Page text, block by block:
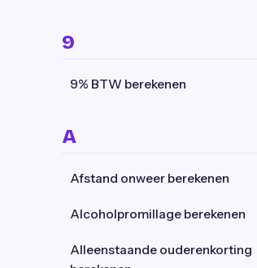
9
9% BTW berekenen
A
Afstand onweer berekenen
Alcoholpromillage berekenen
Alleenstaande ouderenkorting